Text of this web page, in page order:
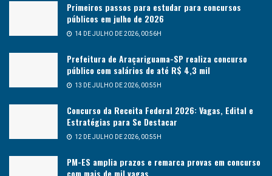
Primeiros passos para estudar para concursos
públicos em julho de 2026
14 DE JULHO DE 2026, 00:56H
Prefeitura de Araçariguama-SP realiza concurso
público com salários de até R$ 4,3 mil
13 DE JULHO DE 2026, 00:55H
Concurso da Receita Federal 2026: Vagas, Edital e
Estratégias para Se Destacar
12 DE JULHO DE 2026, 00:55H
PM-ES amplia prazos e remarca provas em concurso